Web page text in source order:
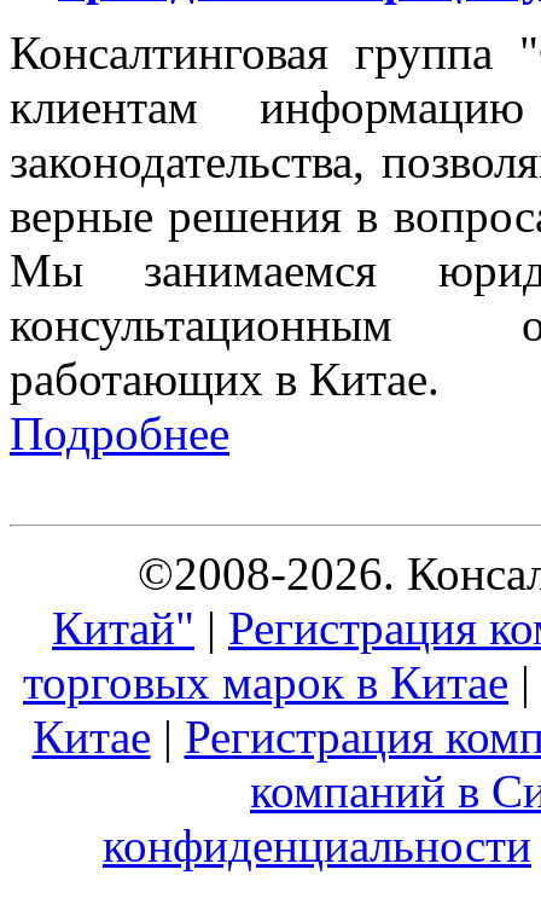
Консалтинговая
клиентам
законодательства,
верные решения в
Мы занимаемся
консультационным
работающих в Китае.
Подробнее
©2008-2026.
Китай" | Регистрация
торговых марок в Китае |
Китае | Регистрация
компаний в
конфиденциальности